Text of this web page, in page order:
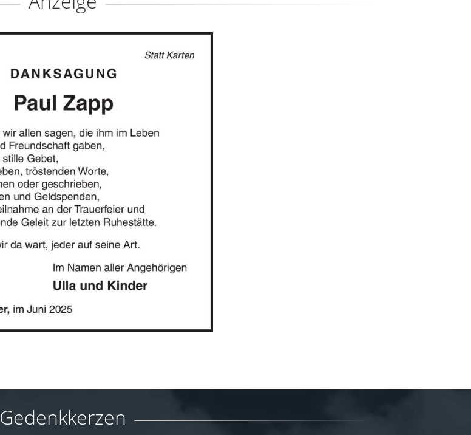
Gedenkkerzen